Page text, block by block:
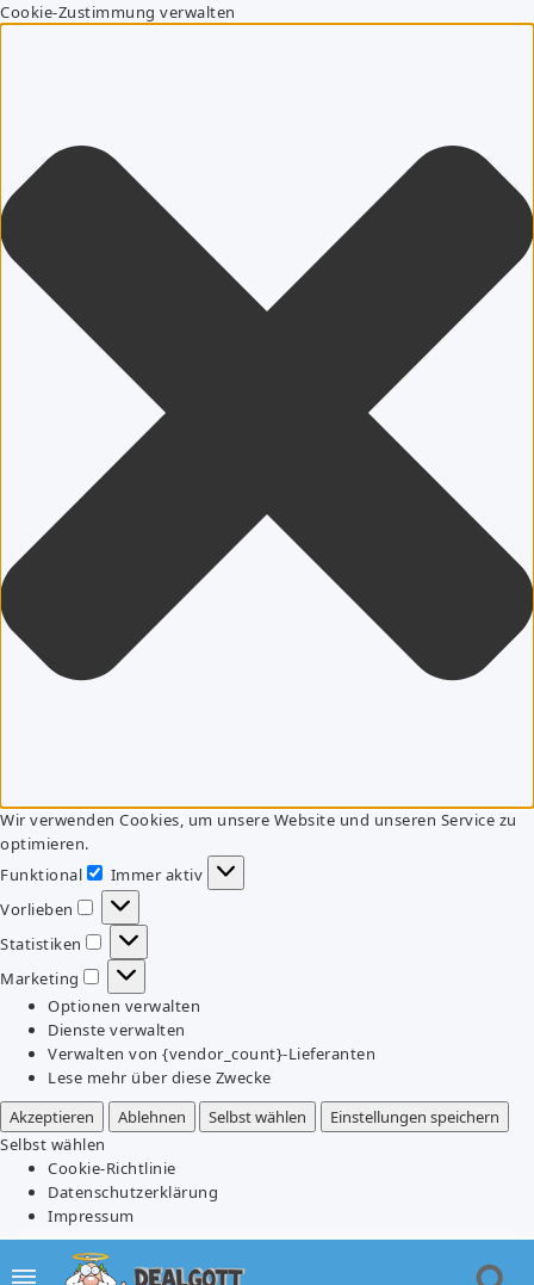
Cookie-Zustimmung verwalten
Wir verwenden Cookies, um unsere Website und unseren Service zu
optimieren.
Funktional
Funktional
Immer aktiv
Vorlieben
Vorlieben
Statistiken
Statistiken
Marketing
Marketing
Optionen verwalten
Dienste verwalten
Verwalten von {vendor_count}-Lieferanten
Lese mehr über diese Zwecke
Akzeptieren
Ablehnen Selbst wählen
Einstellungen speichern
Selbst wählen
Cookie-Richtlinie
Datenschutzerklärung
Impressum